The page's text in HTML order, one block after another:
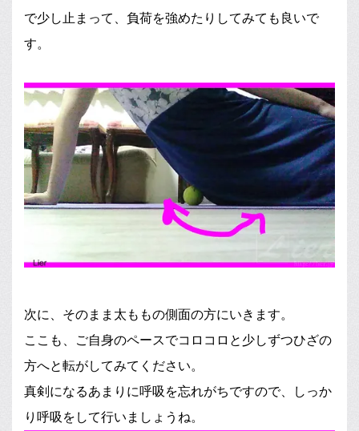
で少し止まって、負荷を強めたりしてみても良いで
す。
次に、そのまま太ももの側面の方にいきます。
ここも、ご自身のペースでコロコロと少しずつひざの
方へと転がしてみてください。
真剣になるあまりに呼吸を忘れがちですので、しっか
り呼吸をして行いましょうね。